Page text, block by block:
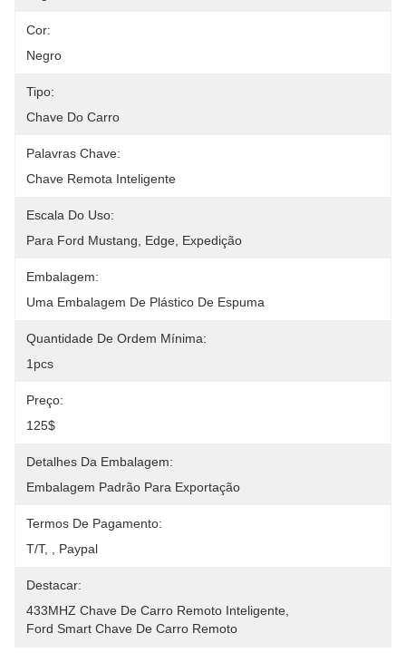
Cor:
Negro
Tipo:
Chave Do Carro
Palavras Chave:
Chave Remota Inteligente
Escala Do Uso:
Para Ford Mustang, Edge, Expedição
Embalagem:
Uma Embalagem De Plástico De Espuma
Quantidade De Ordem Mínima:
1pcs
Preço:
125$
Detalhes Da Embalagem:
Embalagem Padrão Para Exportação
Termos De Pagamento:
T/T, , Paypal
Destacar:
433MHZ Chave De Carro Remoto Inteligente
Ford Smart Chave De Carro Remoto